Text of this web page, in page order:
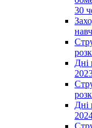
30
Дні
Дні